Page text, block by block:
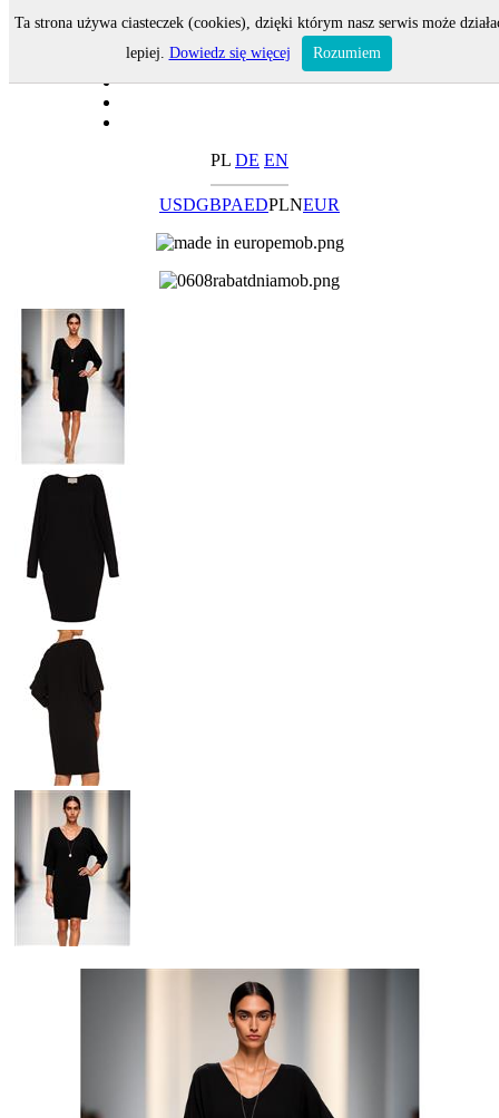
PL DE EN
USDGBPAEDPLNEUR
Ta strona używa ciasteczek (cookies), dzięki którym nasz serwis może
lepiej. Dowiedz się więcej Rozumiem